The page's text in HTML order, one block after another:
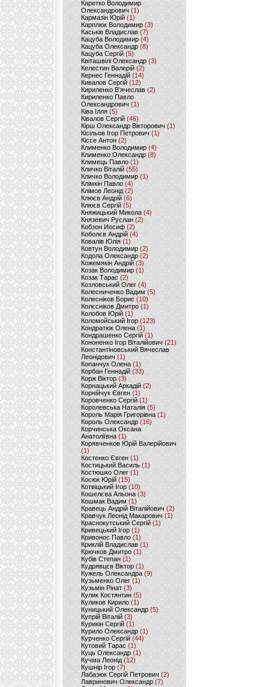
Каретко Володимир
Олександрович (1)
Кармазін Юрій(1)
Карплюк Володимир(3)
Каськів Владислав (7)
Кацуба Володимир (4)
Кацуба Олександр (8)
Кацуба Сергій (5)
Квіташвілі Олександр(3)
Келестин Валерій(2)
Кернес Геннадій (14)
Кивалов Сергій (12)
Кириленко В’ячеслав (2)
Кириленко Павло
Олександрович (1)
Ківа Ілля (5)
Ківалов Сергій(46)
Кірш Олександр Вікторович (1)
Кісільов Ігор Петрович (1)
Кіссе Антон (2)
Клименко Володимир(4)
Клименко Олександр (8)
Климець Павло (1)
Кличко Віталій(55)
Кличко Володимир (1)
Клімкін Павло (4)
Клімов Леонід(2)
Клюєв Андрій(6)
Клюєв Сергій (5)
Княжицький Микола(4)
Князевич Руслан (2)
Кобзон Иосиф(2)
Коболєв Андрій (4)
Ковалів Юлія(1)
Ковтун Володимир (2)
Кодола Олександр (2)
Кожемякін Андрій (3)
Козак Володимир (1)
Козак Тарас (2)
Козловський Олег(4)
Колесниченко Вадим (5)
Колесніков Борис (10)
Колєсніков Дмитро (1)
Колобов Юрій (1)
Коломойський Ігор (123)
Кондратюк Олена(1)
Кондрашенко Сергій (1)
Кононенко Ігор Віталійович (21)
Константіновський Вячеслав
Леонідович (1)
Копанчук Олена (1)
Корбан Геннадій (33)
Корж Віктор (3)
Корнацький Аркадій (2)
Корнійчук Євген (1)
Коровченко Сергій (1)
Королевська Наталія(5)
Король Марія Григорівна (1)
Король Олександр (16)
Корчинська Оксана
Анатоліївна (1)
Корявченков Юрій Валерійович
(1)
Костенко Євген (1)
Костицький Василь (1)
Костюшко Олег (1)
Косюк Юрій (15)
Котвіцький Ігор (10)
Кошелєва Альона(3)
Кошмак Вадим (1)
Кравець Андрій Віталійович (2)
Кравчук Леонід Макарович (1)
Краснокутський Сергій (1)
Кривецький Ігор (1)
Кривонос Павло (1)
Криклій Владислав (1)
Крючков Дмитро(1)
Кубів Степан(1)
Кудрявцєв Віктор (1)
Кужель Олександра (9)
Кузьменко Олег (1)
Кузьмін Рінат(3)
Кулик Костянтин(5)
Куликов Кирило (1)
Куницький Олександр (5)
Купрій Віталій (3)
Курикін Сергій(1)
Курило Олександр (1)
Курченко Сергій (44)
Кутовий Тарас (1)
Куць Олександр (1)
Кучма Леонід (12)
Кушнір Ігор(7)
Лабазюк Сергій Петрович (2)
Лавринович Олександр(7)